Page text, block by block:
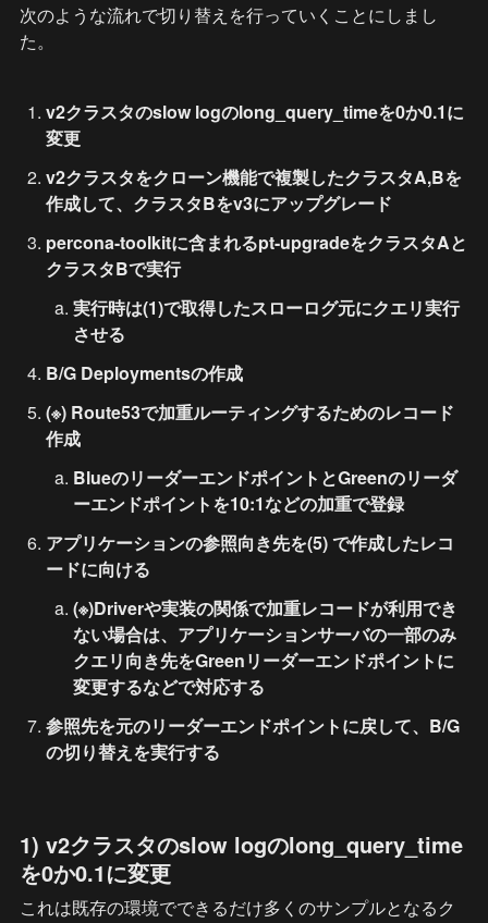
次のような流れで切り替えを行っていくことにしまし
た。
v2クラスタのslow logのlong_query_timeを0か0.1に
変更
v2クラスタをクローン機能で複製したクラスタA,Bを
作成して、クラスタBをv3にアップグレード
percona-toolkitに含まれるpt-upgradeをクラスタAと
クラスタBで実行
実行時は(1)で取得したスローログ元にクエリ実行
させる
B/G Deploymentsの作成
(※) Route53で加重ルーティングするためのレコード
作成
BlueのリーダーエンドポイントとGreenのリーダ
ーエンドポイントを10:1などの加重で登録
アプリケーションの参照向き先を(5) で作成したレコ
ードに向ける
(※)Driverや実装の関係で加重レコードが利用でき
ない場合は、アプリケーションサーバの一部のみ
クエリ向き先をGreenリーダーエンドポイントに
変更するなどで対応する
参照先を元のリーダーエンドポイントに戻して、B/G
の切り替えを実行する
1) v2クラスタのslow logのlong_query_time
を0か0.1に変更
これは既存の環境でできるだけ多くのサンプルとなるク